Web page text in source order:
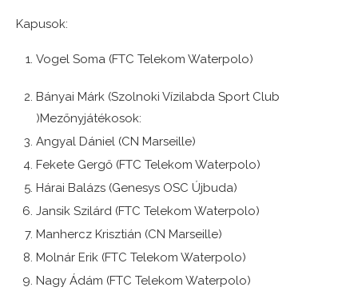
Kapusok:
Vogel Soma (FTC Telekom Waterpolo)
Bányai Márk (Szolnoki Vízilabda Sport Club
)Mezőnyjátékosok:
Angyal Dániel (CN Marseille)
Fekete Gergő (FTC Telekom Waterpolo)
Hárai Balázs (Genesys OSC Újbuda)
Jansik Szilárd (FTC Telekom Waterpolo)
Manhercz Krisztián (CN Marseille)
Molnár Erik (FTC Telekom Waterpolo)
Nagy Ádám (FTC Telekom Waterpolo)